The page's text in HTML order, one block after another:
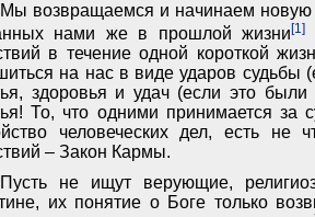
Мы возвращаемся и начинаем новую
нами же в прошлой жизни[1]
в течение одной короткой
на нас в виде ударов судьбы
здоровья и удач (если это
То, что одними принимается
человеческих дел, есть
– Закон Кармы.
Пусть не ищут верующие,
их понятие о Боге только